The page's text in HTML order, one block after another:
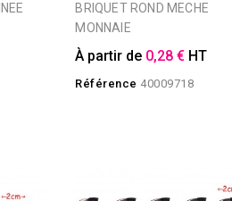
BRIQUET ROND MECHE
MONNAIE
À partir de 0,28 € HT
Référence 40009718